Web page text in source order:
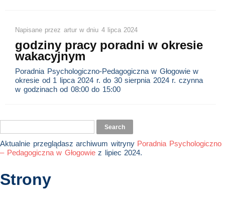
Napisane przez artur w dniu 4 lipca 2024
godziny pracy poradni w okresie
wakacyjnym
Poradnia Psychologiczno-Pedagogiczna w Głogowie w
okresie od 1 lipca 2024 r. do 30 sierpnia 2024 r. czynna
w godzinach od 08:00 do 15:00
Aktualnie przeglądasz archiwum witryny Poradnia Psychologiczno
– Pedagogiczna w Głogowiez lipiec 2024.
Strony